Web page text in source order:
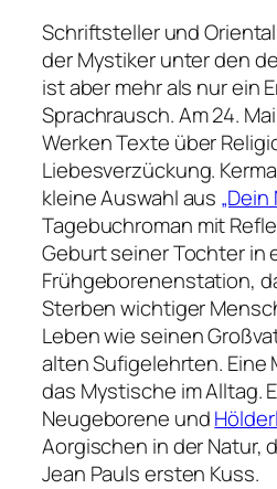
Schriftsteller und
der Mystiker unter den
ist aber mehr als nur ein
Sprachrausch. Am 24.
Werken Texte über
Liebesverzückung.
kleine Auswahl aus „Dein
Tagebuchroman mit
Geburt seiner Tochter in
Frühgeborenenstation,
Sterben wichtiger
Leben wie seinen
alten Sufigelehrten. Eine
das Mystische im Alltag.
Neugeborene und
Aorgischen in der Natur,
Jean Pauls ersten Kuss.